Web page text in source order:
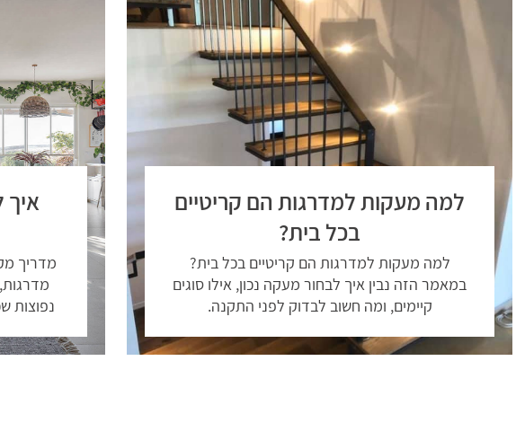
למה מעקות למדרגות הם קריטיים
בכל בית?
למה מעקות למדרגות הם קריטיים בכל בית?
במאמר הזה נבין איך לבחור מעקה נכון, אילו סוגים
קיימים, ומה חשוב לבדוק לפני התקנה.
קראו עוד
איך
מדריך
נפוצות